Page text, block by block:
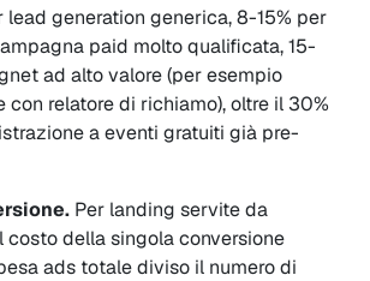
generation generica, 8-15% per
paid molto qualificata, 15-
ad alto valore (per esempio
relatore di richiamo), oltre il 30%
a eventi gratuiti già pre-
Per landing servite da
costo della singola conversione
ads totale diviso il numero di